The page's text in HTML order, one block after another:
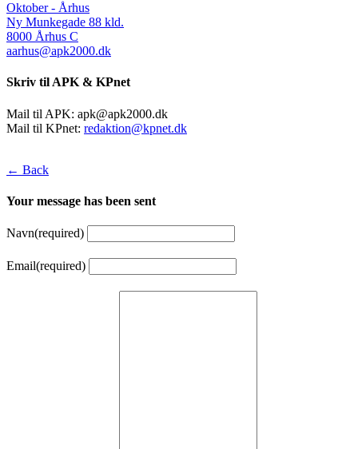
Oktober - Århus
Ny Munkegade 88 kld.
8000 Århus C
aarhus@apk2000.dk
Skriv til APK & KPnet
Mail til APK: apk@apk2000.dk
Mail til KPnet: redaktion@kpnet.dk
← Back
Your message has been sent
Navn(required)
Email(required)